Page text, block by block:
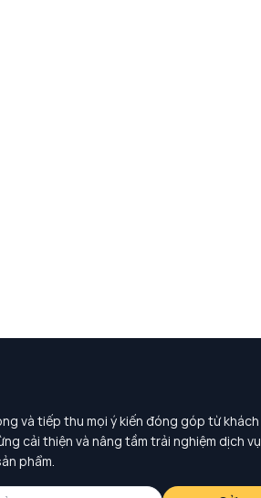
và tiếp thu mọi ý kiến đóng góp từ khách
cải thiện và nâng tầm trải nghiệm dịch vụ
phẩm.